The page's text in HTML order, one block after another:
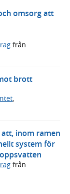
omsorg att
från
brott
,
inom ramen
system för
från